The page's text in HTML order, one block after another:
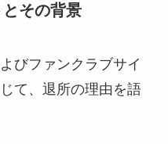
その背景
びファンクラブサイ
て、退所の理由を語